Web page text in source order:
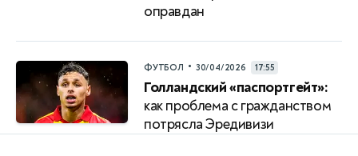
оправдан
ФУТБОЛ • 30/04/2026 17:55
Голландский «паспортгейт»:
как проблема с гражданством
потрясла Эредивизи